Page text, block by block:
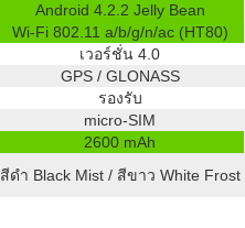
Android 4.2.2 Jelly Bean
Wi-Fi 802.11 a/b/g/n/ac (HT80)
เวอร์ชั่น 4.0
GPS / GLONASS
รองรับ
micro-SIM
2600 mAh
สีดำ Black Mist / สีขาว White Frost